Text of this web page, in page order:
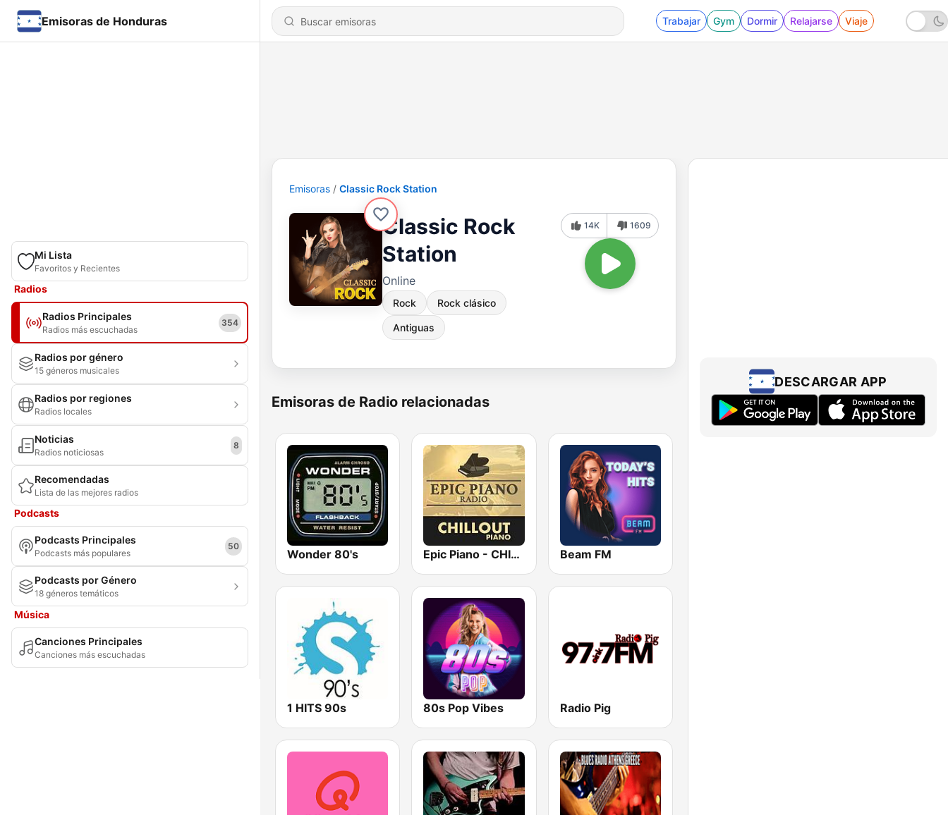
Emisoras de Honduras Trabajar Gym Dormir Relajarse Viaje
Mi Lista
Favoritos y Recientes
Radios
Radios Principales
Radios más escuchadas
354
Radios por género
15 géneros musicales
Radios por regiones
Radios locales
Noticias
Radios noticiosas
8
Recomendadas
Lista de las mejores radios
Podcasts
Podcasts Principales
Podcasts más populares
50
Podcasts por Género
18 géneros temáticos
Música
Canciones Principales
Canciones más escuchadas
Emisoras Classic Rock Station
Classic Rock
Station
Online
Rock Rock clásico
Antiguas
14K 1609
Emisoras de Radio relacionadas
Wonder 80's Epic Piano - CHILLOUT PIANO Beam FM
1 HITS 90s 80s Pop Vibes Radio Pig
DESCARGAR APP